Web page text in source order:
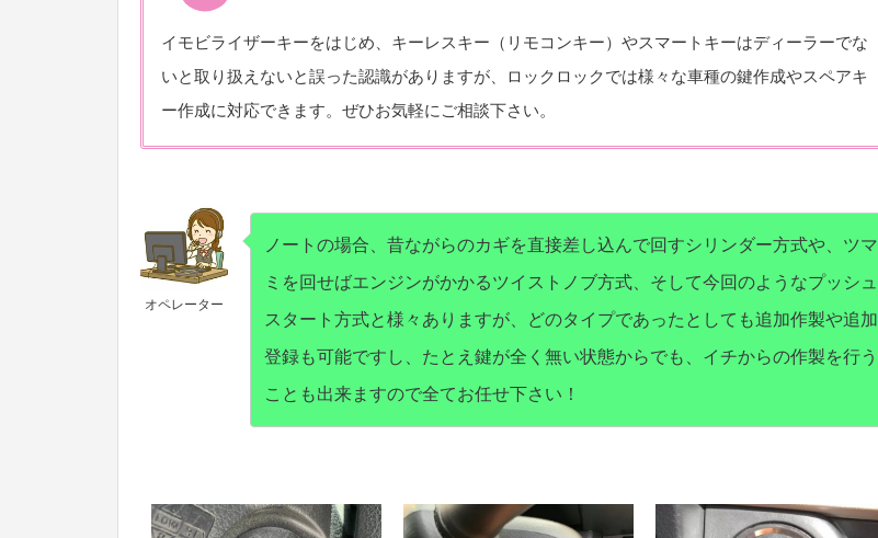
イモビライザーキーをはじめ、キーレスキー（リモコンキー）やスマートキーはディーラーでな
いと取り扱えないと誤った認識がありますが、ロックロックでは様々な車種の鍵作成やスペアキ
ー作成に対応できます。ぜひお気軽にご相談下さい。
オペレーター
ノートの場合、昔ながらのカギを直接差し込んで回すシリンダー方式や、ツマ
ミを回せばエンジンがかかるツイストノブ方式、そして今回のようなプッシュ
スタート方式と様々ありますが、どのタイプであったとしても追加作製や追加
登録も可能ですし、たとえ鍵が全く無い状態からでも、イチからの作製を行う
ことも出来ますので全てお任せ下さい！